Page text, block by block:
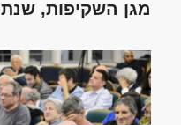
מגן השקיפות, שנת 2019